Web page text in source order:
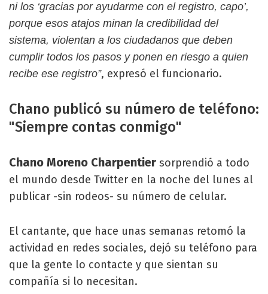
ni los ‘gracias por ayudarme con el registro, capo’,
porque esos atajos minan la credibilidad del
sistema, violentan a los ciudadanos que deben
cumplir todos los pasos y ponen en riesgo a quien
recibe ese registro”, expresó el funcionario.
Chano publicó su número de teléfono:
"Siempre contas conmigo"
Chano Moreno Charpentier sorprendió a todo
el mundo desde Twitter en la noche del lunes al
publicar -sin rodeos- su número de celular.
El cantante, que hace unas semanas retomó la
actividad en redes sociales, dejó su teléfono para
que la gente lo contacte y que sientan su
compañía si lo necesitan.